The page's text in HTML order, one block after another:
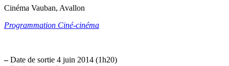
Cinéma Vauban, Avallon
Programmation Ciné-cinéma
–Date de sortie 4 juin 2014 (1h20)